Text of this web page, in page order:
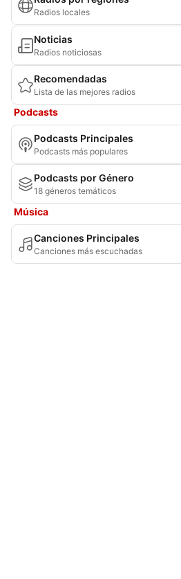
Radios locales
Noticias
Radios noticiosas
Recomendadas
Lista de las mejores radios
Podcasts
Podcasts Principales
Podcasts más populares
Podcasts por Género
18 géneros temáticos
Música
Canciones Principales
Canciones más escuchadas